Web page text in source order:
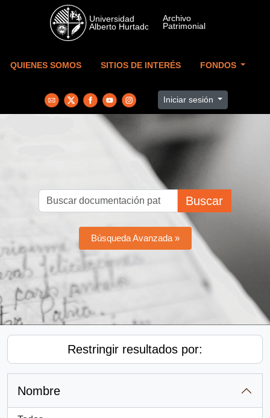
Skip to main content
QUIENES SOMOS SITIOS DE INTERÉS FONDOS
Iniciar sesión
Buscar
Búsqueda Avanzada »
Restringir resultados por:
Nombre